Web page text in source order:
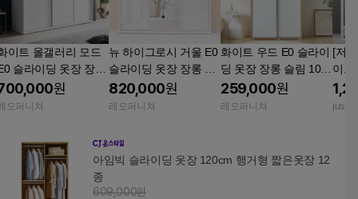
이트 올갤러리 모드
슬라이딩 옷장 장롱
이드 3통 2400
원
오퍼니쳐
뉴 하이그로시 거울 E0
슬라이딩 옷장 장롱 와
이드 3통 2400
820,000원
레오퍼니쳐
화이트 우드 E0 슬라이
딩 옷장 장롱 슬림 100
0
259,000원
레오퍼니쳐
[저
이그
롱(
justin
아임빅 슬라이딩 옷장 120cm 행거형 짧은옷장 12
종
609,000원